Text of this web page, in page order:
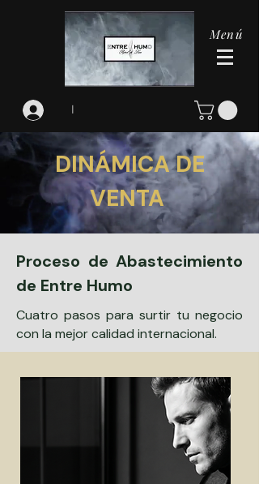
I
Menú
DINÁMICA DE
VENTA
Proceso de Abastecimiento
de Entre Humo
Cuatro pasos para surtir tu negocio
con la mejor calidad internacional.